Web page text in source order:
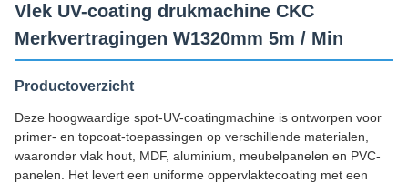
Vlek UV-coating drukmachine CKC
Merkvertragingen W1320mm 5m / Min
Productoverzicht
Deze hoogwaardige spot-UV-coatingmachine is ontworpen voor
primer- en topcoat-toepassingen op verschillende materialen,
waaronder vlak hout, MDF, aluminium, meubelpanelen en PVC-
panelen. Het levert een uniforme oppervlaktecoating met een